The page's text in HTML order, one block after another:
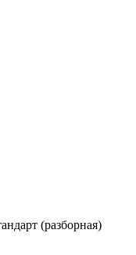
(разборная)